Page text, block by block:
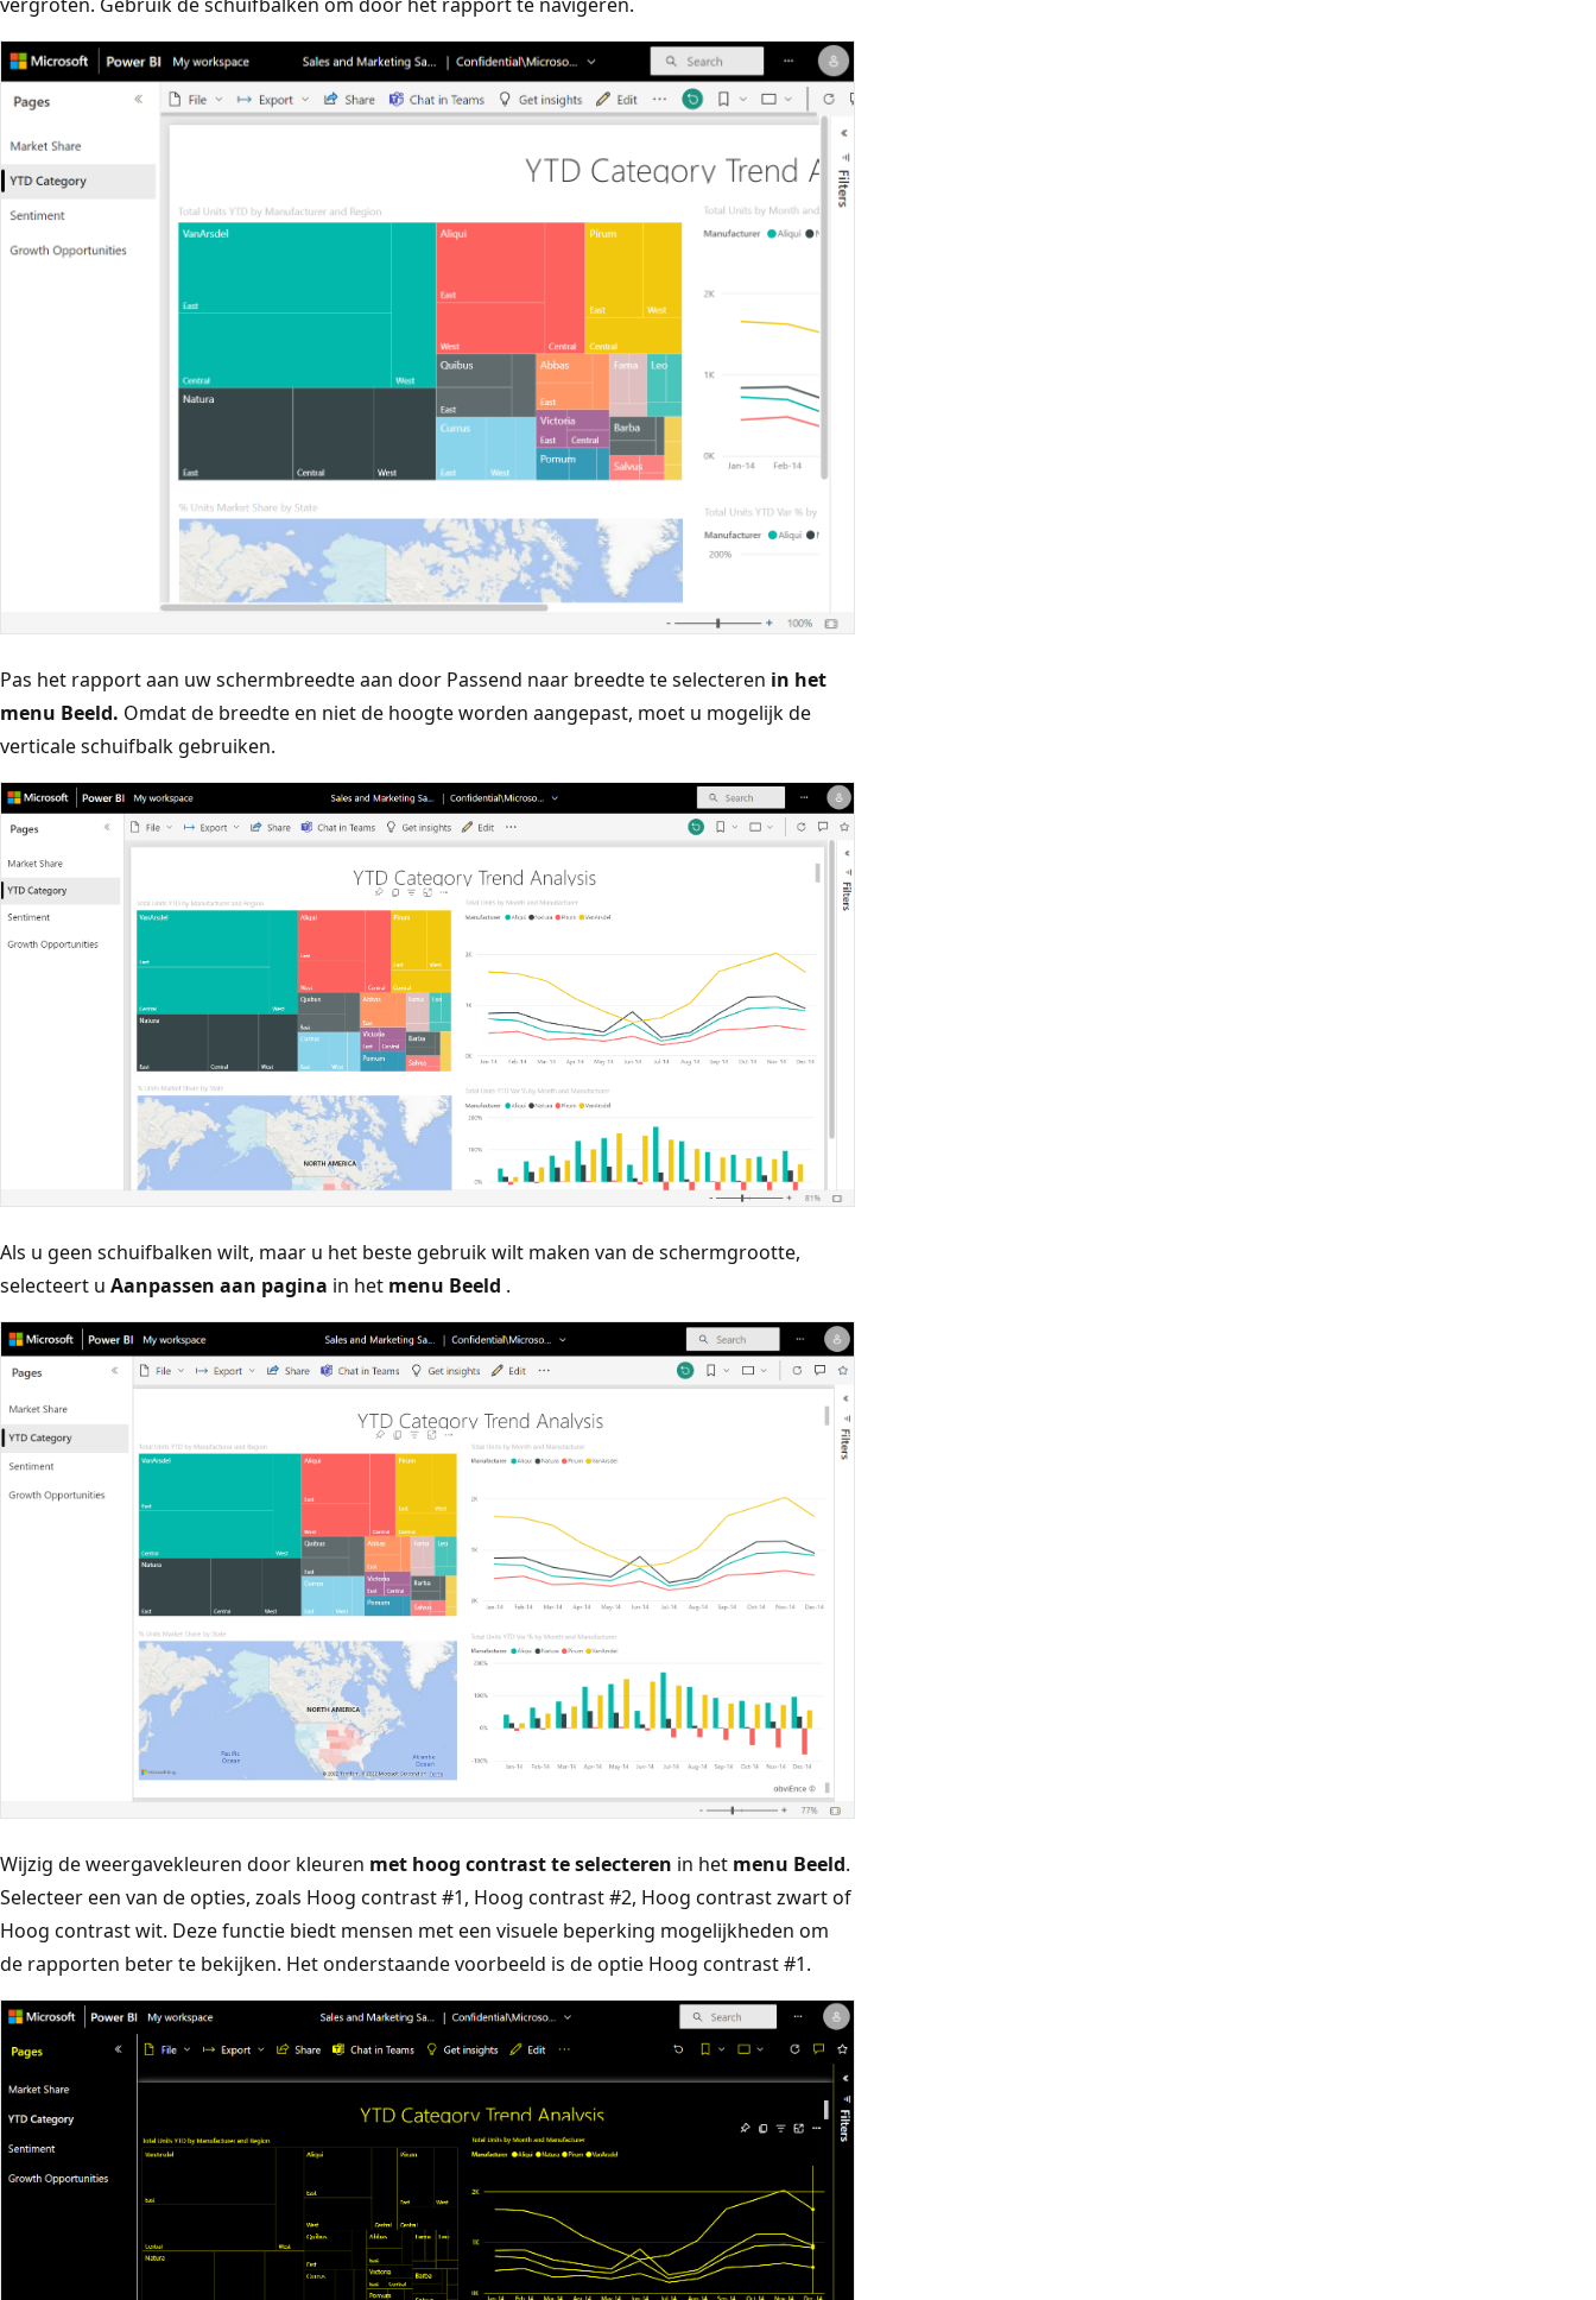
vergroten. Gebruik de schuifbalken om door het rapport te navigeren.
Pas het rapport aan uw schermbreedte aan door Passend naar breedte te selecteren in het
menu Beeld. Omdat de breedte en niet de hoogte worden aangepast, moet u mogelijk de
verticale schuifbalk gebruiken.
Als u geen schuifbalken wilt, maar u het beste gebruik wilt maken van de schermgrootte,
selecteert u Aanpassen aan pagina in het menu Beeld .
Wijzig de weergavekleuren door kleuren met hoog contrast te selecteren in het menu Beeld.
Selecteer een van de opties, zoals Hoog contrast #1, Hoog contrast #2, Hoog contrast zwart of
Hoog contrast wit. Deze functie biedt mensen met een visuele beperking mogelijkheden om
de rapporten beter te bekijken. Het onderstaande voorbeeld is de optie Hoog contrast #1.